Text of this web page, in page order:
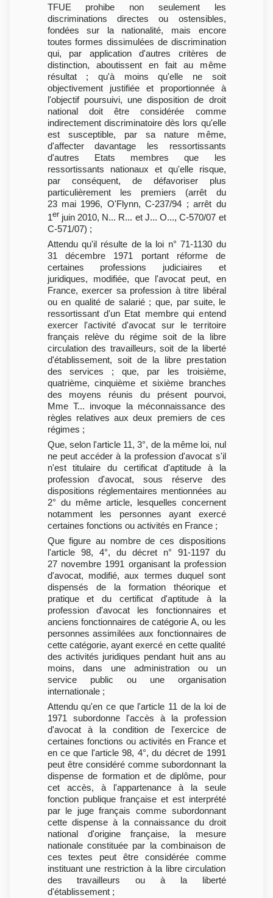
TFUE prohibe non seulement les
discriminations directes ou ostensibles,
fondées sur la nationalité, mais encore
toutes formes dissimulées de discrimination
qui, par application d'autres critères de
distinction, aboutissent en fait au même
résultat ; qu'à moins qu'elle ne soit
objectivement justifiée et proportionnée à
l'objectif poursuivi, une disposition de droit
national doit être considérée comme
indirectement discriminatoire dès lors qu'elle
est susceptible, par sa nature même,
d'affecter davantage les ressortissants
d'autres Etats membres que les
ressortissants nationaux et qu'elle risque,
par conséquent, de défavoriser plus
particulièrement les premiers (arrêt du
23 mai 1996, O'Flynn, C-237/94 ; arrêt du
1er juin 2010, N... R... et J... O..., C-570/07 et
C-571/07) ;
Attendu qu'il résulte de la loi n° 71-1130 du
31 décembre 1971 portant réforme de
certaines professions judiciaires et
juridiques, modifiée, que l'avocat peut, en
France, exercer sa profession à titre libéral
ou en qualité de salarié ; que, par suite, le
ressortissant d'un Etat membre qui entend
exercer l'activité d'avocat sur le territoire
français relève du régime soit de la libre
circulation des travailleurs, soit de la liberté
d'établissement, soit de la libre prestation
des services ; que, par les troisième,
quatrième, cinquième et sixième branches
des moyens réunis du présent pourvoi,
Mme T... invoque la méconnaissance des
règles relatives aux deux premiers de ces
régimes ;
Que, selon l'article 11, 3°, de la même loi, nul
ne peut accéder à la profession d'avocat s'il
n'est titulaire du certificat d'aptitude à la
profession d'avocat, sous réserve des
dispositions réglementaires mentionnées au
2° du même article, lesquelles concernent
notamment les personnes ayant exercé
certaines fonctions ou activités en France ;
Que figure au nombre de ces dispositions
l'article 98, 4°, du décret n° 91-1197 du
27 novembre 1991 organisant la profession
d'avocat, modifié, aux termes duquel sont
dispensés de la formation théorique et
pratique et du certificat d'aptitude à la
profession d'avocat les fonctionnaires et
anciens fonctionnaires de catégorie A, ou les
personnes assimilées aux fonctionnaires de
cette catégorie, ayant exercé en cette qualité
des activités juridiques pendant huit ans au
moins, dans une administration ou un
service public ou une organisation
internationale ;
Attendu qu'en ce que l'article 11 de la loi de
1971 subordonne l'accès à la profession
d'avocat à la condition de l'exercice de
certaines fonctions ou activités en France et
en ce que l'article 98, 4°, du décret de 1991
peut être considéré comme subordonnant la
dispense de formation et de diplôme, pour
cet accès, à l'appartenance à la seule
fonction publique française et est interprété
par le juge français comme subordonnant
cette dispense à la connaissance du droit
national d'origine française, la mesure
nationale constituée par la combinaison de
ces textes peut être considérée comme
instituant une restriction à la libre circulation
des travailleurs ou à la liberté
d'établissement ;